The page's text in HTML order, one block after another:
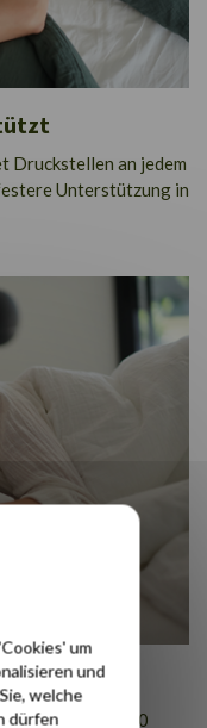
an jedem
Unterstützung in
ab
mit 9000
um
und
welche
dürfen